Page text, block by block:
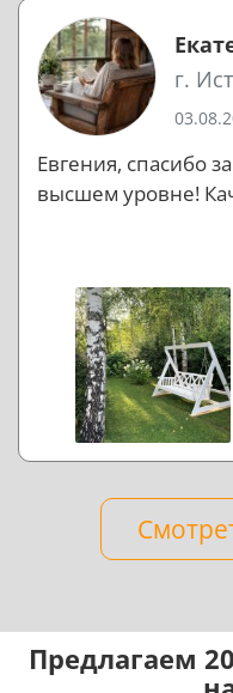
г.
Евгения, спасибо
высшем уровне!
Предлагаем